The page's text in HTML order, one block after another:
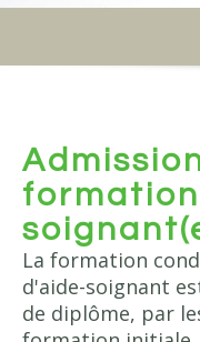
Présentation
Notre Institut
Historique
Les locaux
Notre équipe
Taxe apprentissage
La formation
d'aide-soignant
de diplôme, par